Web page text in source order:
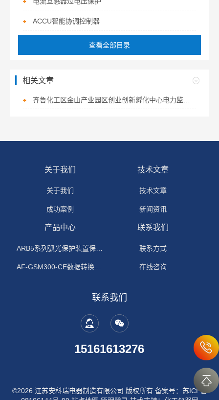
ACCU智能协调控制器
查看全部目录
相关文章
关于我们
关于我们
成功案例
技术文章
技术文章
新闻资讯
产品中心
ARB5系列弧光保护装置保护功能原理
AF-GSM300-CE数据转换模块
联系我们
联系方式
在线咨询
联系我们
15161613276
©2026 江苏安科瑞电器制造有限公司 版权所有 备案号：苏ICP备